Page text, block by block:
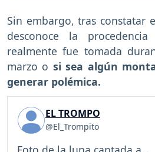
Sin embargo, tras constatar
desconoce la
realmente fue tomada
marzo o si sea algún
generar polémica.
EL TROMPO
@El_Trompito